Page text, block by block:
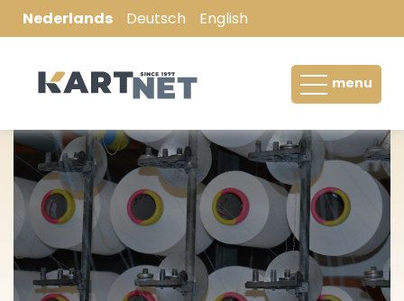
Nederlands Deutsch English
menu
Boomkluitnet / Machinegaas
Palletwikkelnet / Palletwrap
Wikkelfolie / Silagefilm
Filterkous